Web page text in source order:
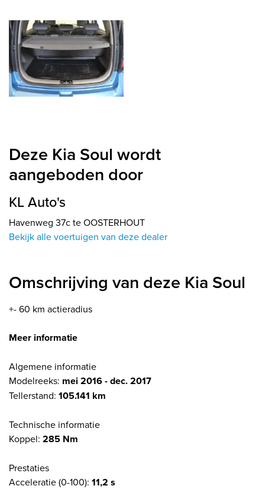
Deze Kia Soul wordt
aangeboden door
KL Auto's
Havenweg 37c te OOSTERHOUT
Bekijk alle voertuigen van deze dealer
Omschrijving van deze Kia Soul
+- 60 km actieradius
Meer informatie
Algemene informatie
Modelreeks: mei 2016 - dec. 2017
Tellerstand: 105.141 km
Technische informatie
Koppel: 285 Nm
Prestaties
Acceleratie (0-100): 11,2 s